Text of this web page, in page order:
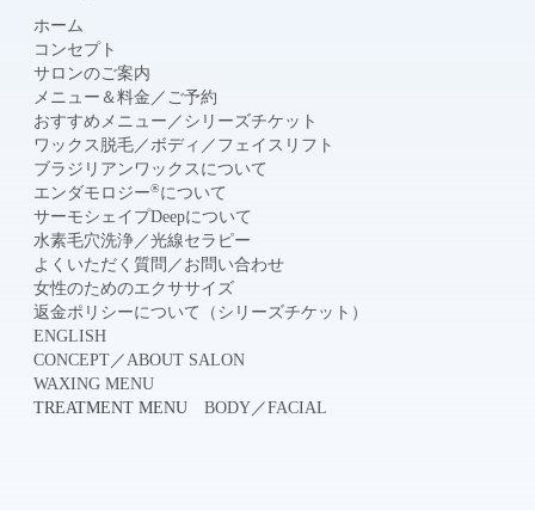
ホーム
コンセプト
サロンのご案内
メニュー＆料金 ／ ご予約
おすすめメニュー ／ シリーズチケット
ワックス脱毛／ボディ ／ フェイスリフト
ブラジリアンワックスについて
エンダモロジー®について
サーモシェイプDeepについて
水素毛穴洗浄／光線セラピー
よくいただく質問 ／ お問い合わせ
女性のためのエクササイズ
返金ポリシーについて（シリーズチケット）
ENGLISH
CONCEPT／ABOUT SALON
WAXING MENU
TREATMENT MENUBODY／FACIAL